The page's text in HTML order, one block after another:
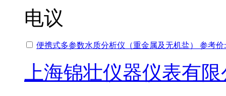
电议
便携式多参数水质分析仪（重金属及无机盐） 参考价
上海锦壮仪器仪表有